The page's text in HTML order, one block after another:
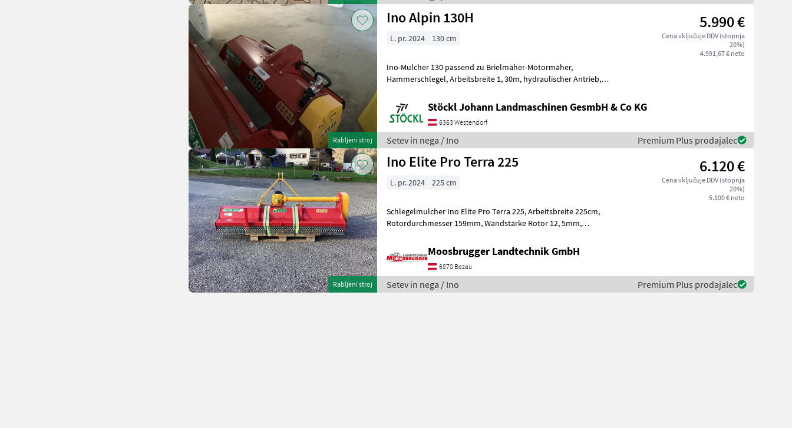
Rabljeni stroj
Ino Alpin 130H 5.990 €
Cena vključuje DDV (stopnja
20%)
4.991,67 € neto
L. pr. 2024 130 cm
Ino-Mulcher 130 passend zu Brielmäher-Motormäher,
Hammerschlegel, Arbeitsbreite 1, 30m, hydraulischer Antrieb,
Stöckl Johann Landmaschinen GesmbH & Co KG
6363 Westendorf
Setev in nega / Ino Premium Plus prodajalec
Rabljeni stroj
Ino Elite Pro Terra 225 6.120 €
Cena vključuje DDV (stopnja
20%)
5.100 € neto
L. pr. 2024 225 cm
Schlegelmulcher Ino Elite Pro Terra 225, Arbeitsbreite 225cm,
Rotordurchmesser 159mm, Wandstärke Rotor 12, 5mm,
Moosbrugger Landtechnik GmbH
6870 Bezau
Setev in nega / Ino Premium Plus prodajalec